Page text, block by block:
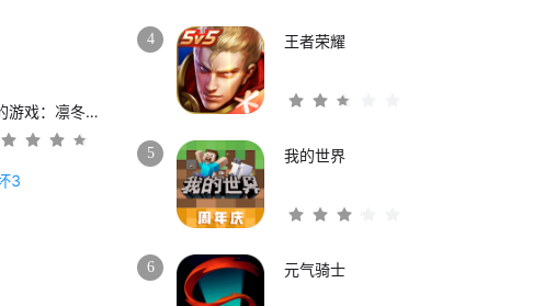
权力的游戏：凛冬将至
4 王者荣耀
5 我的世界
6 元气骑士